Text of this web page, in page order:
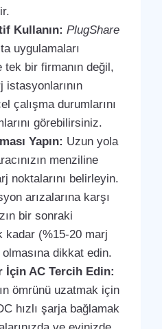
Kullanın: PlugShare
uygulamaları
bir firmanın değil,
istasyonlarının
çalışma durumlarını
görebilirsiniz.
Yapın: Uzun yola
menziline
noktalarını belirleyin.
arızalarına karşı
bir sonraki
kadar (%15-20 marj
dikkat edin.
İçin AC Tercih Edin:
ömrünü uzatmak için
hızlı şarja bağlamak